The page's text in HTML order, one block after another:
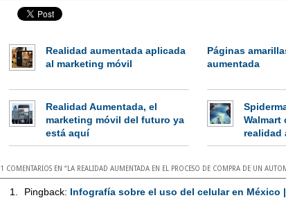
Realidad aumentada aplicada
al marketing móvil
Páginas
aumentada
Realidad Aumentada, el
marketing móvil del futuro ya
está aquí
Walmart
realidad
1 COMENTARIOS EN “ LA REALIDAD AUMENTADA EN EL PROCESO DE COMPRA DE UN
Pingback: Infografía sobre el uso del celular en México